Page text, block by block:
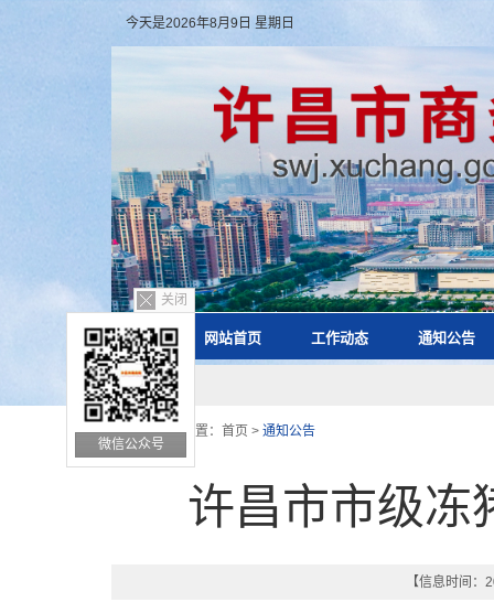
今天是2026年8月9日 星期日
网站首页 工作动态 通知公告
关闭
微信公众号
您的位置： 首页 > 通知公告
许昌市市级冻
【信息时间